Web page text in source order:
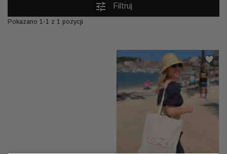
tune Filtruj
Pokazano 1-1 z 1 pozycji